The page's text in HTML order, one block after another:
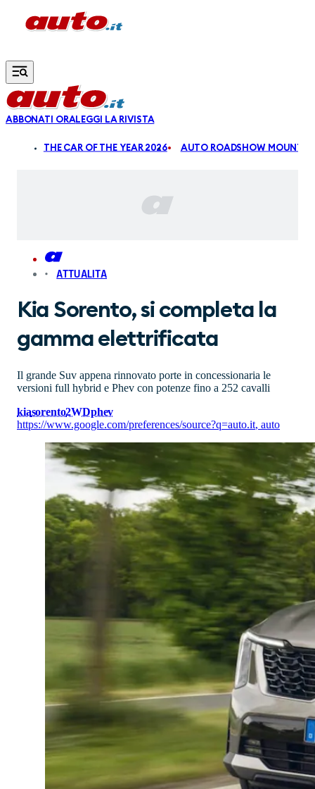
Vai al contenuto principale
ABBONATI ORALEGGI LA RIVISTA
THE CAR OF THE YEAR 2026 AUTO ROADSHOW
ATTUALITA
Kia Sorento, si completa la
gamma elettrificata
Il grande Suv appena rinnovato porte in concessionaria le
versioni full hybrid e Phev con potenze fino a 252 cavalli
kiasorento2WDphev
https://www.google.com/preferences/source?q=auto.it, auto